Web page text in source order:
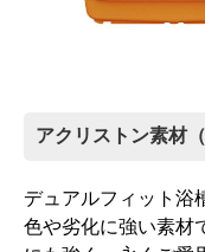
アクリストン素材（
デュアルフィット浴
色や劣化に強い素材